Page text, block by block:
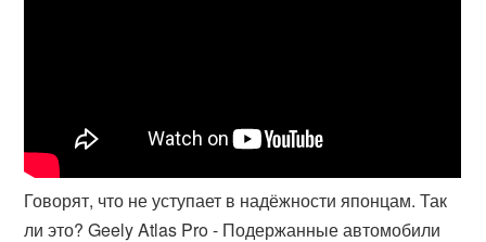
Говорят, что не уступает в надёжности японцам. Так
ли это? Geely Atlas Pro - Подержанные автомобили